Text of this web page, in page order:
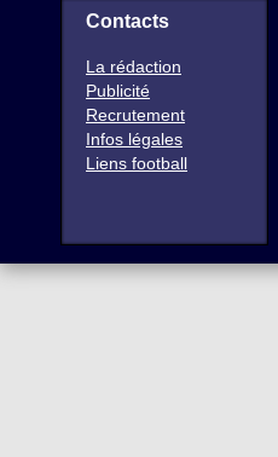
Contacts
La rédaction
Publicité
Recrutement
Infos légales
Liens football